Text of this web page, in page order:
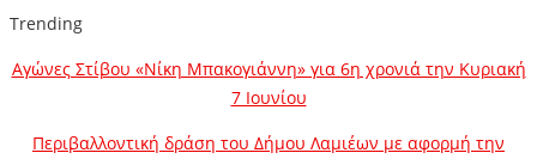
Trending
Αγώνες Στίβου «Νίκη Μπακογιάννη» για 6η χρονιά την Κυριακή
7 Ιουνίου
Περιβαλλοντική δράση του Δήμου Λαμιέων με αφορμή την